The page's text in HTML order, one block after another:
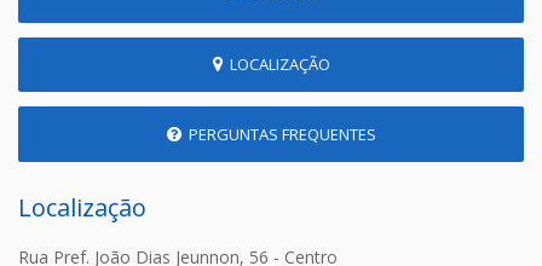
LOCALIZAÇÃO
PERGUNTAS FREQUENTES
Localização
Rua Pref. João Dias Jeunnon, 56 - Centro